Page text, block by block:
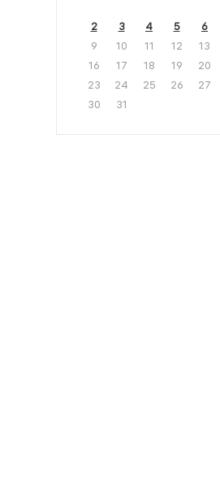
2
3 4 5 6
9
10 11 12 13
16
17 18 19 20
23
24 25 26 27
30
31